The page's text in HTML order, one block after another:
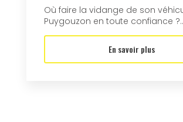
Où faire la vidange de son
Puygouzon en toute confiance
En savoir plus